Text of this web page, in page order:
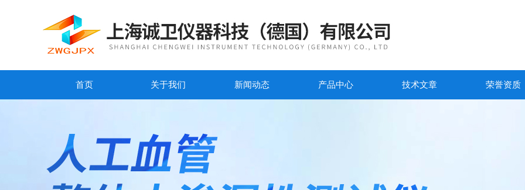
首页 关于我们 新闻动态 产品中心 技术文章 荣誉资质